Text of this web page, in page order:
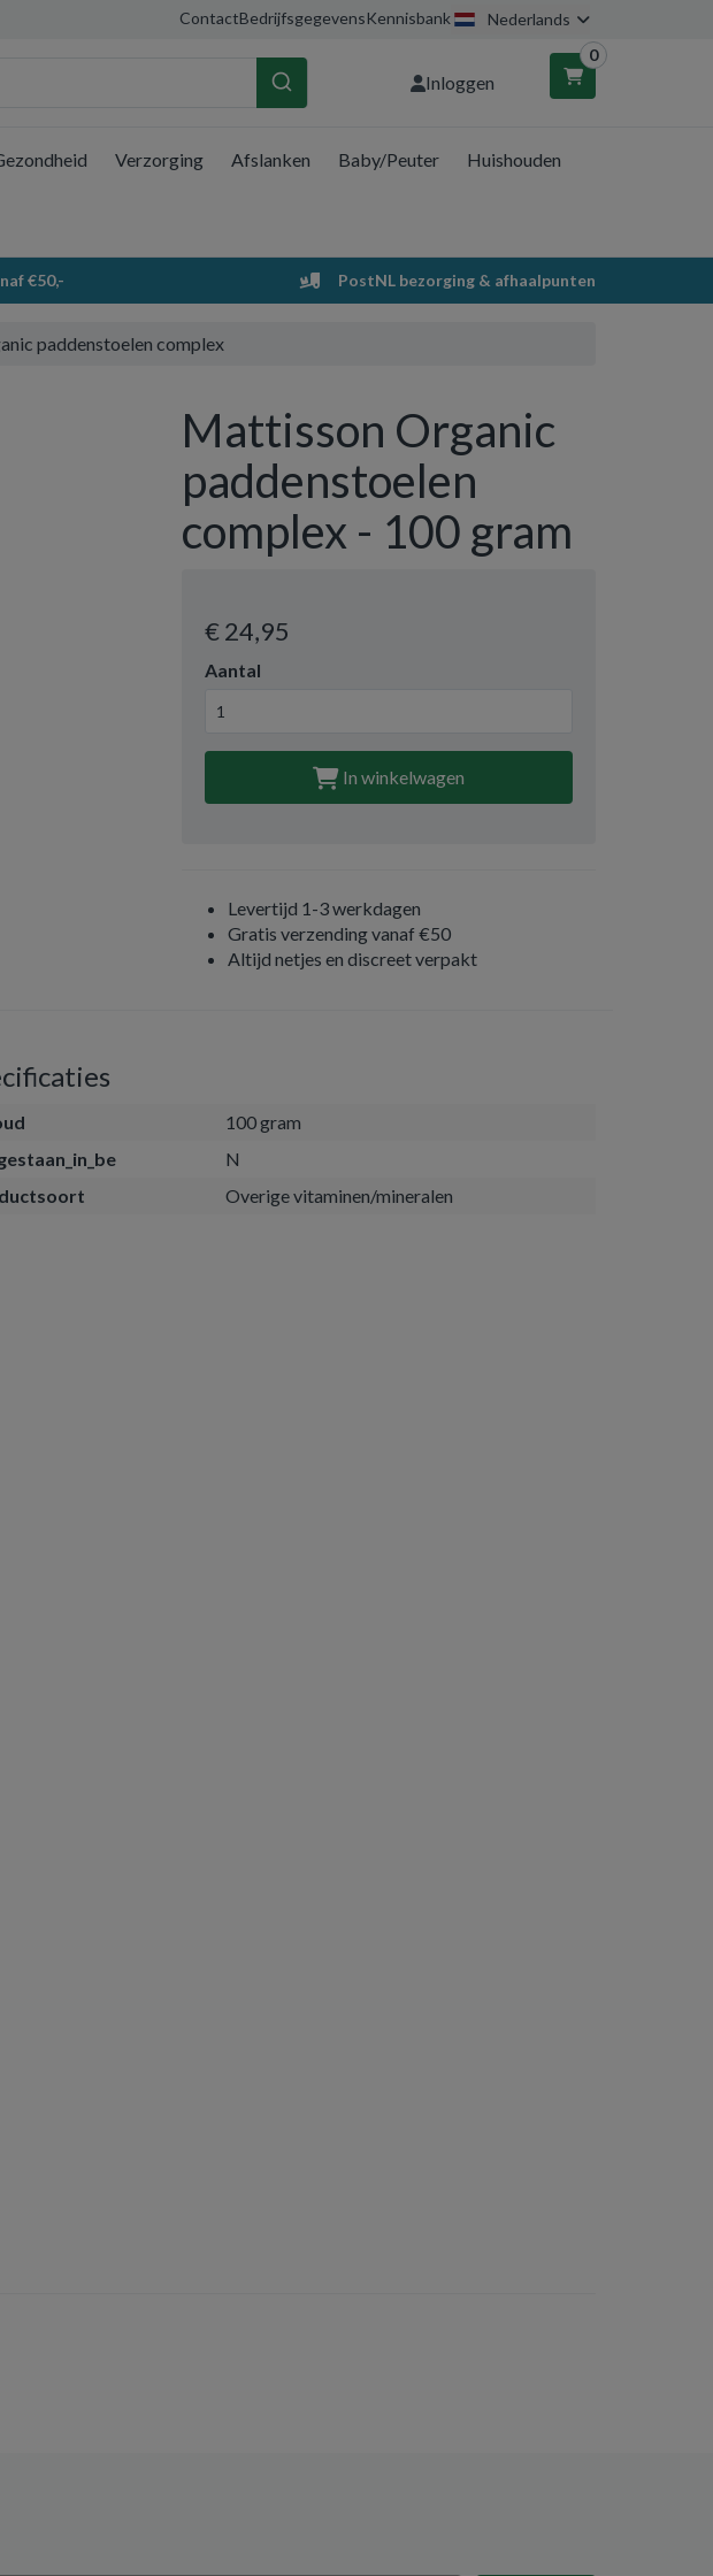
ContactBedrijfsgegevensKennisbank Nederlands
Inloggen
0
Winkelwagen
Uw winkelwagen is leeg.
Vul hem met producten.
Verzorging Afslanken Baby/Peuter Huishouden
€50,- PostNL bezorging & afhaalpunten
paddenstoelen complex
Mattisson Organic
paddenstoelen
complex - 100 gram
€ 24,95
Aantal
In winkelwagen
Levertijd 1-3 werkdagen
Gratis verzending vanaf €50
Altijd netjes en discreet verpakt
100 gram
N
Overige vitaminen/mineralen